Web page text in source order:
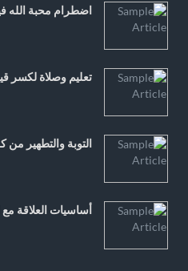
اضطرام محبة الله
تعليم وصلاة لكسر
التوبة والتطهير
أساسيات العلاقة